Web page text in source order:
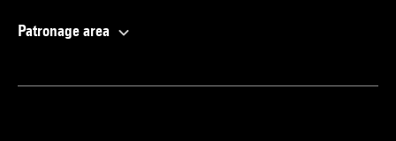
Patronage area